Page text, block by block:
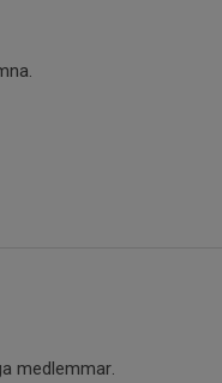
medlemmar.